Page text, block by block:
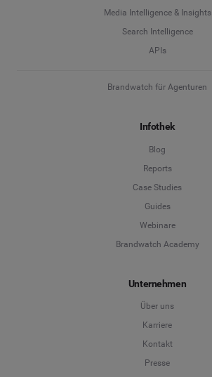
Media Intelligence & Insights
Search Intelligence
APIs
Brandwatch für Agenturen
Infothek
Blog
Reports
Case Studies
Guides
Webinare
Brandwatch Academy
Unternehmen
Über uns
Karriere
Kontakt
Presse